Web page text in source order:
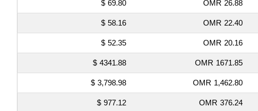
26.88 OMR
69.80 $
22.40 OMR
58.16 $
20.16 OMR
52.35 $
1671.85 OMR
4341.88 $
1,462.80 OMR
3,798.98 $
376.24 OMR
977.12 $